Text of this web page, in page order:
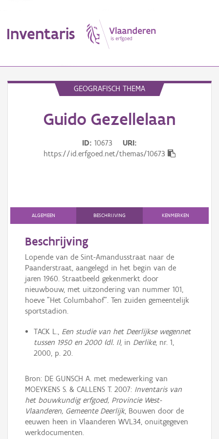
Inventaris
Erfgoedobject
Persoon of collectief
Downloads
Hergebruik
Aanmelden
GEOGRAFISCH THEMA
Guido Gezellelaan
ID 10673
URI
https://id.erfgoed.net/themas/10673
ALGEMEEN BESCHRIJVING KENMERKEN
Beschrijving
Lopende van de Sint-Amandusstraat naar de
Paanderstraat, aangelegd in het begin van de
jaren 1960. Straatbeeld gekenmerkt door
nieuwbouw, met uitzondering van nummer 101,
hoeve "Het Columbahof". Ten zuiden gemeentelijk
sportstadion.
TACK L., Een studie van het Deerlijkse wegennet
tussen 1950 en 2000 (dl. I), in Derlike, nr. 1,
2000, p. 20.
Bron: DE GUNSCH A. met medewerking van
MOEYKENS S. & CALLENS T. 2007: Inventaris van
het bouwkundig erfgoed, Provincie West-
Vlaanderen, Gemeente Deerlijk, Bouwen door de
eeuwen heen in Vlaanderen WVL34, onuitgegeven
werkdocumenten.